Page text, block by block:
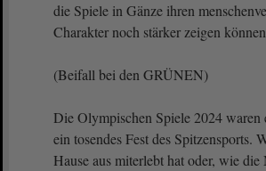
die Spiele in Gänze ihren
Charakter noch stärker zeigen
(Beifall bei den GRÜNEN)
Die Olympischen Spiele 2024 waren
ein tosendes Fest des Spitzensports.
Hause aus miterlebt hat oder, wie